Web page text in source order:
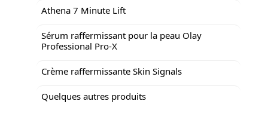
Athena 7 Minute Lift
Sérum raffermissant pour la peau Olay
Professional Pro-X
Crème raffermissante Skin Signals
Quelques autres produits